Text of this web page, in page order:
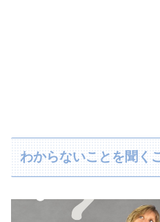
わからないことを聞く